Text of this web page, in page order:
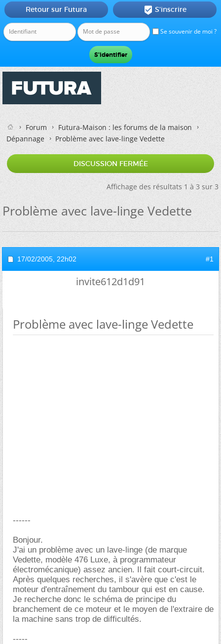
Se souvenir de moi ?
Retour sur Futura  S'inscrire
Forum
Futura-Maison : les forums de la maison
Dépannage
Problème avec lave-linge Vedette
DISCUSSION FERMÉE
Affichage des résultats 1 à 3 sur 3
Problème avec lave-linge Vedette
17/02/2005, 22h02 #1
invite612d1d91
Problème avec lave-linge Vedette
------
Bonjour.
J'ai un problème avec un lave-linge (de marque
Vedette, modèle 476 Luxe, à programmateur
électromécanique) assez ancien. Il fait court-circuit.
Après quelques recherches, il s'avère que c'est le
moteur d'entraînement du tambour qui est en cause.
Je recherche donc le schéma de principe du
branchement de ce moteur et le moyen de l'extraire de
la machine sans trop de difficultés.
-----